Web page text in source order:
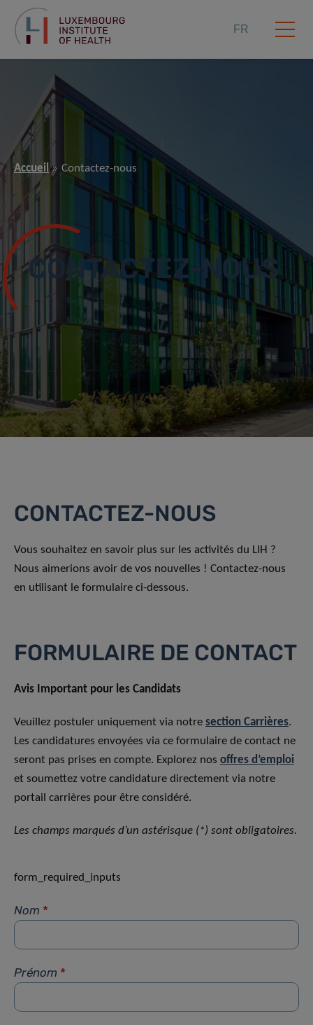
FR
Accueil Contactez-nous
CONTACTEZ-NOUS
CONTACTEZ-NOUS
Vous souhaitez en savoir plus sur les activités du LIH ?
Nous aimerions avoir de vos nouvelles ! Contactez-nous
en utilisant le formulaire ci-dessous.
FORMULAIRE DE CONTACT
Avis Important pour les Candidats
Veuillez postuler uniquement via notre section Carrières.
Les candidatures envoyées via ce formulaire de contact ne
seront pas prises en compte. Explorez nos offres d’emploi
et soumettez votre candidature directement via notre
portail carrières pour être considéré.
Les champs marqués d’un astérisque (*) sont obligatoires.
form_required_inputs
Nom *
Prénom *